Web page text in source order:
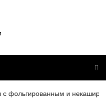
и некашированным